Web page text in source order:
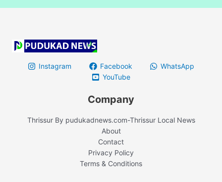
Instagram Facebook
WhatsApp
YouTube
Company
Thrissur By pudukadnews.com-Thrissur Local News
About
Contact
Privacy Policy
Terms & Conditions